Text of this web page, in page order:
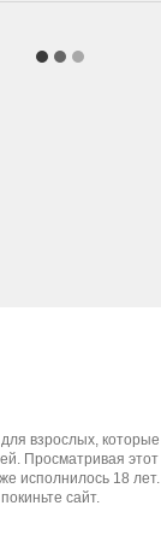
взрослых, которые
Просматривая этот
исполнилось 18 лет.
сайт.